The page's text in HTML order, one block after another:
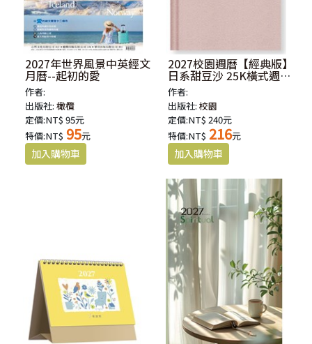
2027年世界風景中英經文
月曆--起初的愛
作者:
出版社:橄欖
定價:NT$ 95元
特價:NT$ 95元
2027校園週曆【經典版】
日系甜豆沙 25K橫式週誌
硬皮精裝
作者:
出版社:校園
定價:NT$ 240元
特價:NT$ 216元